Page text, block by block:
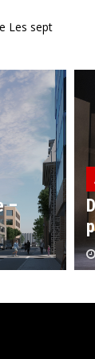
Les sept
–